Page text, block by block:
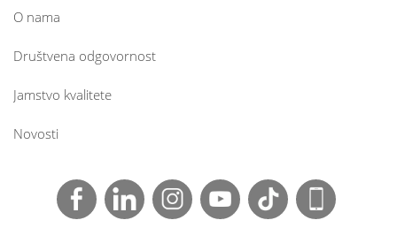
O nama
Društvena odgovornost
Jamstvo kvalitete
Novosti